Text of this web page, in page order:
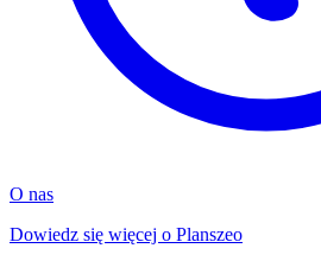
O nas
Dowiedz się więcej o Planszeo